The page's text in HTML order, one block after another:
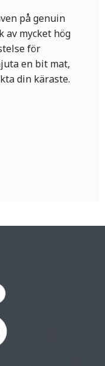
på genuin
av mycket hög
för
en bit mat,
din käraste.